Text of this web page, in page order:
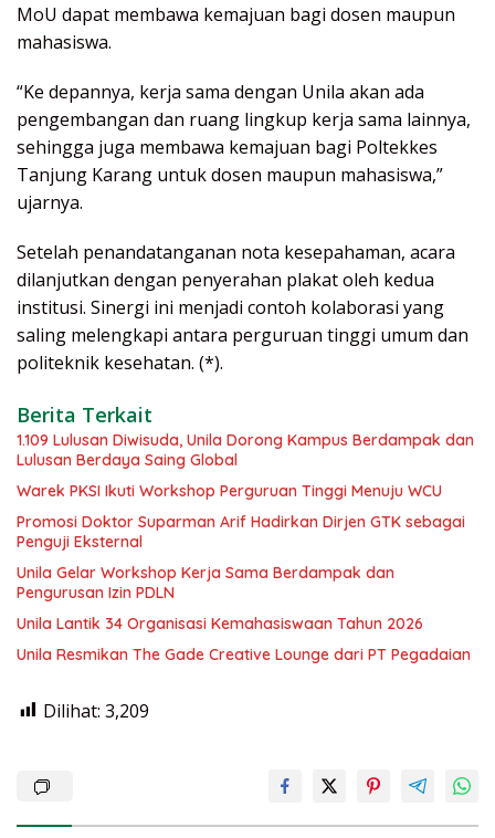
MoU dapat membawa kemajuan bagi dosen maupun
mahasiswa.
“Ke depannya, kerja sama dengan Unila akan ada
pengembangan dan ruang lingkup kerja sama lainnya,
sehingga juga membawa kemajuan bagi Poltekkes
Tanjung Karang untuk dosen maupun mahasiswa,”
ujarnya.
Setelah penandatanganan nota kesepahaman, acara
dilanjutkan dengan penyerahan plakat oleh kedua
institusi. Sinergi ini menjadi contoh kolaborasi yang
saling melengkapi antara perguruan tinggi umum dan
politeknik kesehatan. (*).
Berita Terkait
1.109 Lulusan Diwisuda, Unila Dorong Kampus Berdampak dan
Lulusan Berdaya Saing Global
Warek PKSI Ikuti Workshop Perguruan Tinggi Menuju WCU
Promosi Doktor Suparman Arif Hadirkan Dirjen GTK sebagai
Penguji Eksternal
Unila Gelar Workshop Kerja Sama Berdampak dan
Pengurusan Izin PDLN
Unila Lantik 34 Organisasi Kemahasiswaan Tahun 2026
Unila Resmikan The Gade Creative Lounge dari PT Pegadaian
Dilihat: 3,209